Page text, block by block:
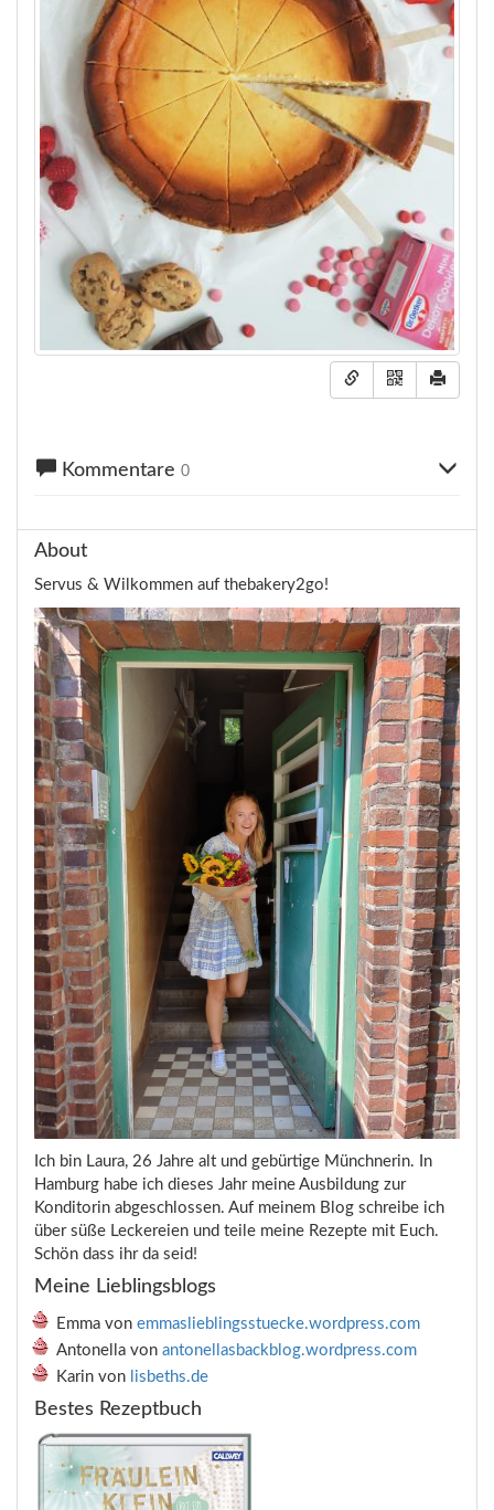
Kommentare 0
About
Servus & Wilkommen auf thebakery2go!
Ich bin Laura, 26 Jahre alt und gebürtige Münchnerin. In
Hamburg habe ich dieses Jahr meine Ausbildung zur
Konditorin abgeschlossen. Auf meinem Blog schreibe ich
über süße Leckereien und teile meine Rezepte mit Euch.
Schön dass ihr da seid!
Meine Lieblingsblogs
Emma von emmaslieblingsstuecke.wordpress.com
Antonella von antonellasbackblog.wordpress.com
Karin von lisbeths.de
Bestes Rezeptbuch